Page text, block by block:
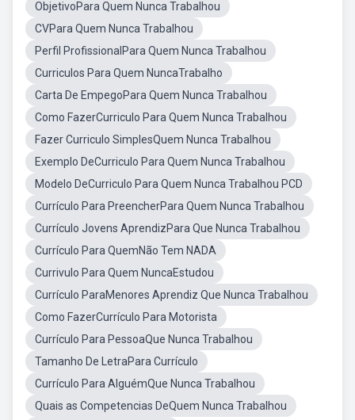
ObjetivoPara Quem Nunca Trabalhou
CVPara Quem Nunca Trabalhou
Perfil ProfissionalPara Quem Nunca Trabalhou
Curriculos Para Quem NuncaTrabalho
Carta De EmpegoPara Quem Nunca Trabalhou
Como FazerCurriculo Para Quem Nunca Trabalhou
Fazer Curriculo SimplesQuem Nunca Trabalhou
Exemplo DeCurriculo Para Quem Nunca Trabalhou
Modelo DeCurriculo Para Quem Nunca Trabalhou PCD
Currículo Para PreencherPara Quem Nunca Trabalhou
Currículo Jovens AprendizPara Que Nunca Trabalhou
Currículo Para QuemNão Tem NADA
Currivulo Para Quem NuncaEstudou
Currículo ParaMenores Aprendiz Que Nunca Trabalhou
Como FazerCurrículo Para Motorista
Currículo Para PessoaQue Nunca Trabalhou
Tamanho De LetraPara Currículo
Currículo Para AlguémQue Nunca Trabalhou
Quais as Competencias DeQuem Nunca Trabalhou